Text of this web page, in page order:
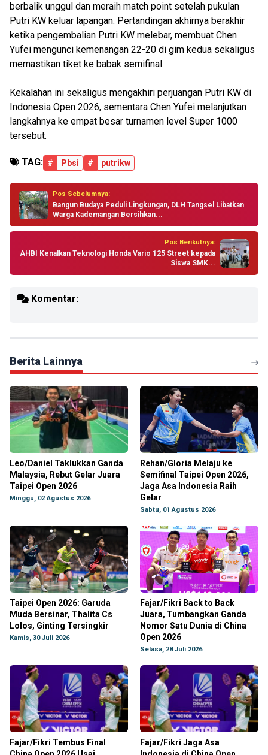
berbalik unggul dan meraih match point setelah pukulan
Putri KW keluar lapangan. Pertandingan akhirnya berakhir
ketika pengembalian Putri KW melebar, membuat Chen
Yufei mengunci kemenangan 22-20 di gim kedua sekaligus
memastikan tiket ke babak semifinal.
Kekalahan ini sekaligus mengakhiri perjuangan Putri KW di
Indonesia Open 2026, sementara Chen Yufei melanjutkan
langkahnya ke empat besar turnamen level Super 1000
tersebut.
TAG: # Pbsi # putrikw
Pos Sebelumnya:
Bangun Budaya Peduli Lingkungan, DLH Tangsel Libatkan
Warga Kademangan Bersihkan...
Pos Berikutnya:
AHBI Kenalkan Teknologi Honda Vario 125 Street kepada
Siswa SMK...
Komentar:
Berita Lainnya
Leo/Daniel Taklukkan Ganda
Malaysia, Rebut Gelar Juara
Taipei Open 2026
Minggu, 02 Agustus 2026
Rehan/Gloria Melaju ke
Semifinal Taipei Open 2026,
Jaga Asa Indonesia Raih
Gelar
Sabtu, 01 Agustus 2026
Taipei Open 2026: Garuda
Muda Bersinar, Thalita Cs
Lolos, Ginting Tersingkir
Kamis, 30 Juli 2026
Fajar/Fikri Back to Back
Juara, Tumbangkan Ganda
Nomor Satu Dunia di China
Open 2026
Selasa, 28 Juli 2026
Fajar/Fikri Tembus Final
Fajar/Fikri Jaga Asa